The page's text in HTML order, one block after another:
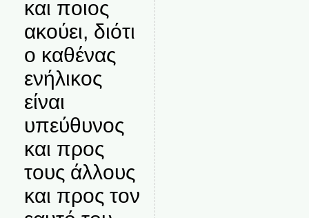
και ποιος
ακούει, διότι
ο καθένας
ενήλικος
είναι
υπεύθυνος
και προς
τους άλλους
και προς τον